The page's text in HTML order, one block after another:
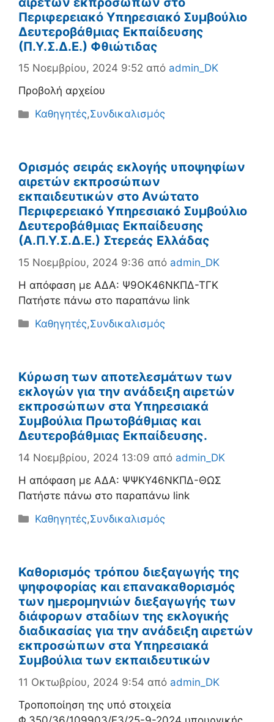
Περιφερειακό Υπηρεσιακό Συμβούλιο
Δευτεροβάθμιας Εκπαίδευσης
(Π.Υ.Σ.Δ.Ε.) Φθιώτιδας
15 Νοεμβρίου, 2024 9:52 από admin_DK
Προβολή αρχείου
Κατηγορίες
Καθηγητές,Συνδικαλισμός
Ορισμός σειράς εκλογής υποψηφίων
αιρετών εκπροσώπων
εκπαιδευτικών στο Ανώτατο
Περιφερειακό Υπηρεσιακό Συμβούλιο
Δευτεροβάθμιας Εκπαίδευσης
(Α.Π.Υ.Σ.Δ.Ε.) Στερεάς Ελλάδας
15 Νοεμβρίου, 2024 9:36 από admin_DK
H απόφαση με ΑΔΑ: Ψ9ΟΚ46ΝΚΠΔ-ΤΓΚ
Πατήστε πάνω στο παραπάνω link
Κατηγορίες
Καθηγητές,Συνδικαλισμός
Κύρωση των αποτελεσμάτων των
εκλογών για την ανάδειξη αιρετών
εκπροσώπων στα Υπηρεσιακά
Συμβούλια Πρωτοβάθμιας και
Δευτεροβάθμιας Εκπαίδευσης.
14 Νοεμβρίου, 2024 13:09 από admin_DK
H απόφαση με ΑΔΑ: ΨΨΚΥ46ΝΚΠΔ-ΘΩΣ
Πατήστε πάνω στο παραπάνω link
Κατηγορίες
Καθηγητές,Συνδικαλισμός
Καθορισμός τρόπου διεξαγωγής της
ψηφοφορίας και επανακαθορισμός
των ημερομηνιών διεξαγωγής των
διάφορων σταδίων της εκλογικής
διαδικασίας για την ανάδειξη αιρετών
εκπροσώπων στα Υπηρεσιακά
Συμβούλια των εκπαιδευτικών
11 Οκτωβρίου, 2024 9:54 από admin_DK
Τροποποίηση της υπό στοιχεία